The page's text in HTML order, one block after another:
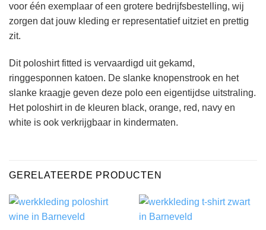
voor één exemplaar of een grotere bedrijfsbestelling, wij
zorgen dat jouw kleding er representatief uitziet en prettig
zit.
Dit poloshirt fitted is vervaardigd uit gekamd,
ringgesponnen katoen. De slanke knopenstrook en het
slanke kraagje geven deze polo een eigentijdse uitstraling.
Het poloshirt in de kleuren black, orange, red, navy en
white is ook verkrijgbaar in kindermaten.
GERELATEERDE PRODUCTEN